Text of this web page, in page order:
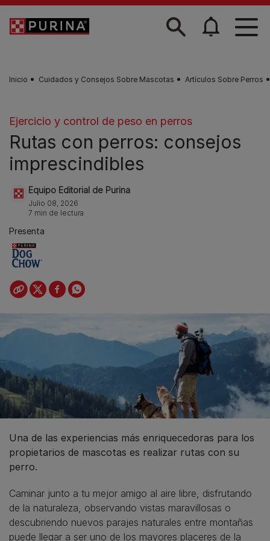
Skip to main content
Inicio Cuidados y Consejos Sobre Mascotas Artículos Sobre Perros
Ejercicio y control de peso en perros
Rutas con perros: consejos
imprescindibles
Equipo Editorial de Purina
Julio 08, 2026
7 min de lectura
Presenta
Una de las experiencias más enriquecedoras para los
propietarios de mascotas es realizar rutas con su
perro.
Caminar junto a tu mejor amigo al aire libre, disfrutando
de la naturaleza, observando vistas maravillosas o
descubriendo nuevos parajes naturales entre montañas
puede llegar a ser uno de los mayores placeres de la